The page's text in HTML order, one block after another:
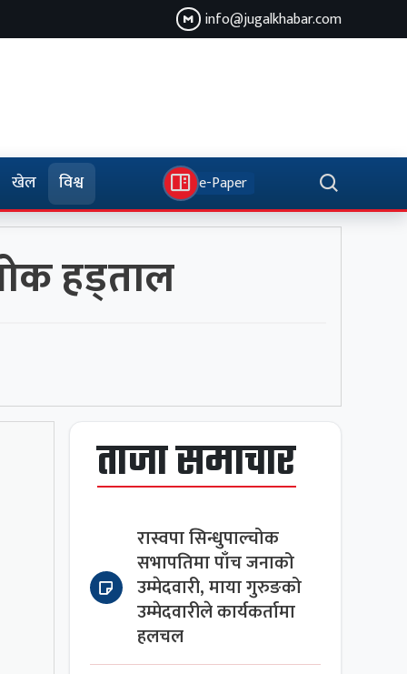
info@jugalkhabar.com
खेल विश्व e-Paper
हड्ताल
ताजा समाचार
रास्वपा सिन्धुपाल्चोक
सभापतिमा पाँच जनाको
उम्मेदवारी, माया गुरुङको
उम्मेदवारीले कार्यकर्तामा
हलचल